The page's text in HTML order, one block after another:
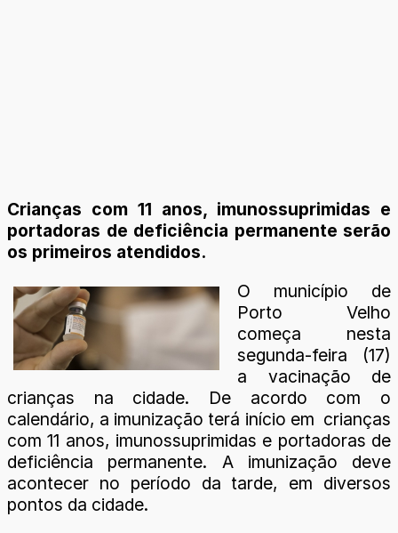
Crianças com 11 anos, imunossuprimidas e
portadoras de deficiência permanente serão
os primeiros atendidos.
O município de
Porto Velho
começa nesta
segunda-feira (17)
a vacinação de
crianças na cidade. De acordo com o
calendário, a imunização terá início em crianças
com 11 anos, imunossuprimidas e portadoras de
deficiência permanente. A imunização deve
acontecer no período da tarde, em diversos
pontos da cidade.